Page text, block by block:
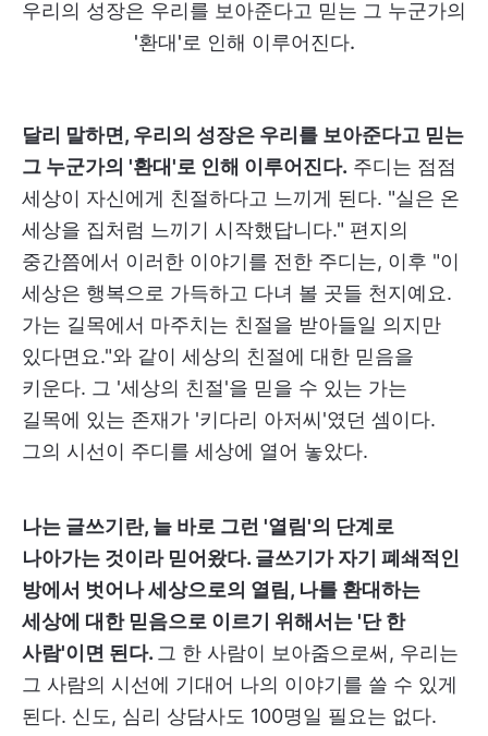
우리의 성장은 우리를 보아준다고 믿는 그 누군가의
'환대'로 인해 이루어진다.
달리 말하면, 우리의 성장은 우리를 보아준다고 믿는
그 누군가의 '환대'로 인해 이루어진다. 주디는 점점
세상이 자신에게 친절하다고 느끼게 된다. "실은 온
세상을 집처럼 느끼기 시작했답니다." 편지의
중간쯤에서 이러한 이야기를 전한 주디는, 이후 "이
세상은 행복으로 가득하고 다녀 볼 곳들 천지예요.
가는 길목에서 마주치는 친절을 받아들일 의지만
있다면요."와 같이 세상의 친절에 대한 믿음을
키운다. 그 '세상의 친절'을 믿을 수 있는 가는
길목에 있는 존재가 '키다리 아저씨'였던 셈이다.
그의 시선이 주디를 세상에 열어 놓았다.
나는 글쓰기란, 늘 바로 그런 '열림'의 단계로
나아가는 것이라 믿어왔다. 글쓰기가 자기 폐쇄적인
방에서 벗어나 세상으로의 열림, 나를 환대하는
세상에 대한 믿음으로 이르기 위해서는 '단 한
사람'이면 된다. 그 한 사람이 보아줌으로써, 우리는
그 사람의 시선에 기대어 나의 이야기를 쓸 수 있게
된다. 신도, 심리 상담사도 100명일 필요는 없다.